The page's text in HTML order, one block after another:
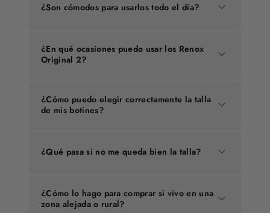
¿Son cómodos para usarlos todo el día?
¿En qué ocasiones puedo usar los Renox
Original 2?
¿Cómo puedo elegir correctamente la talla
de mis botines?
¿Qué pasa si no me queda bien la talla?
¿Cómo lo hago para comprar si vivo en una
zona alejada o rural?